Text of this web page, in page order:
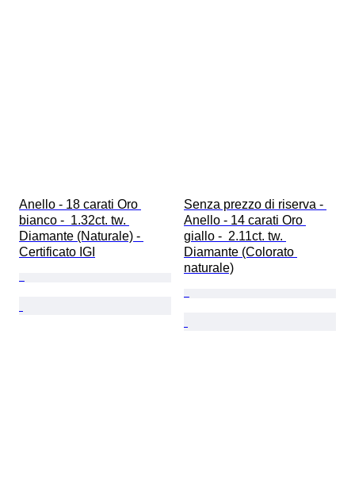
Anello - 18 carati Oro
bianco -  1.32ct. tw.
Diamante (Naturale) -
Certificato IGI
Senza prezzo di riserva -
Anello - 14 carati Oro
giallo -  2.11ct. tw.
Diamante (Colorato
naturale)